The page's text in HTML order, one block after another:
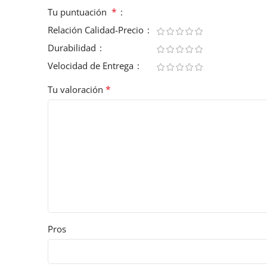
Tu puntuación *
Relación Calidad-Precio
Durabilidad
Velocidad de Entrega
Tu valoración *
Pros